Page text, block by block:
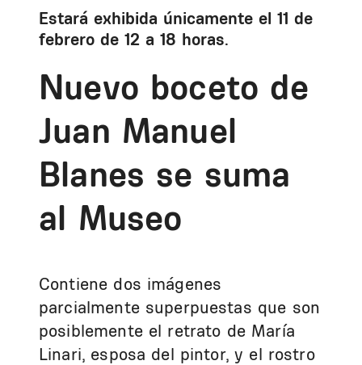
Estará exhibida únicamente el 11 de
febrero de 12 a 18 horas.
Nuevo boceto de
Juan Manuel
Blanes se suma
al Museo
Contiene dos imágenes
parcialmente superpuestas que son
posiblemente el retrato de María
Linari, esposa del pintor, y el rostro